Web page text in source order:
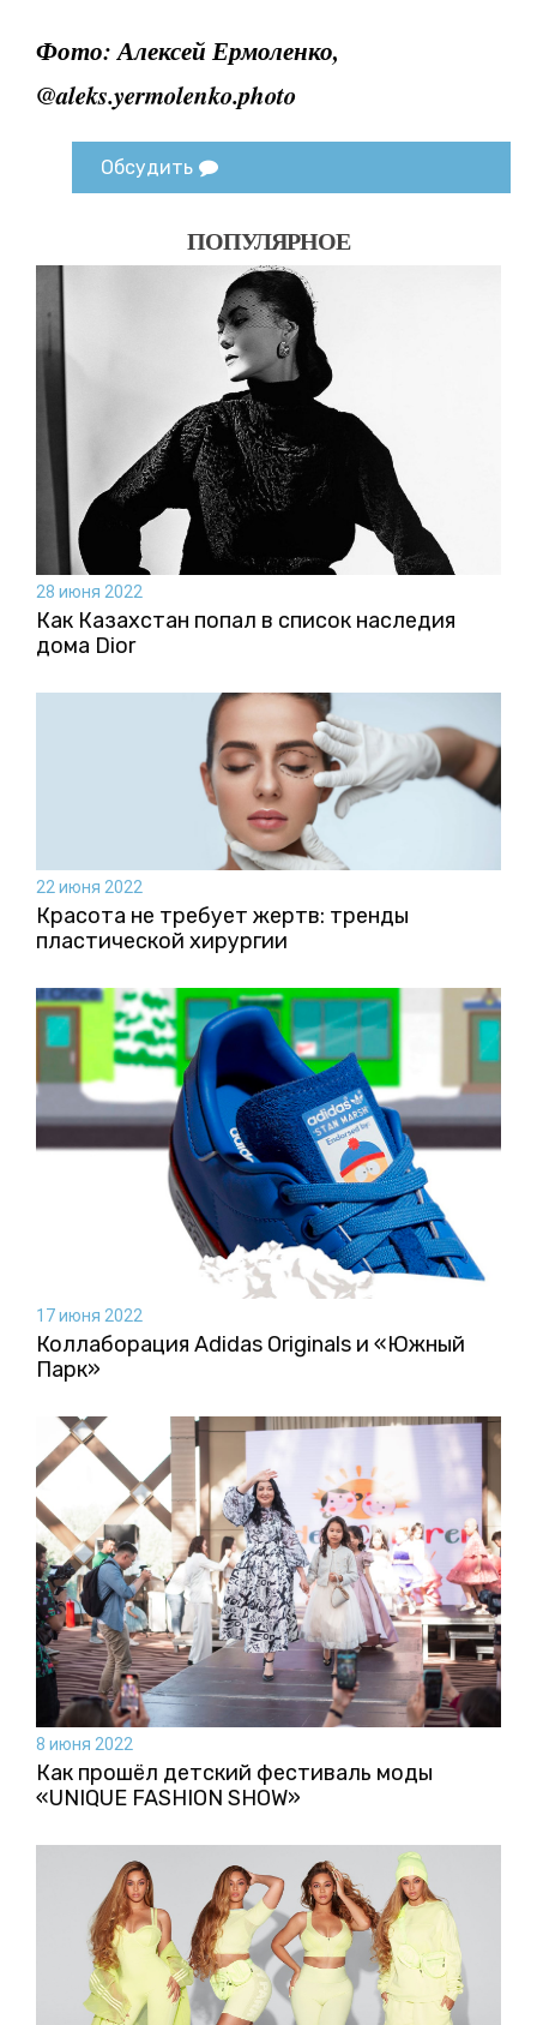
Фото: Алексей Ермоленко,
@aleks.yermolenko.photo
Обсудить
ПОПУЛЯРНОЕ
28 июня 2022
Как Казахстан попал в список наследия
дома Dior
22 июня 2022
Красота не требует жертв: тренды
пластической хирургии
17 июня 2022
Коллаборация Аdidas Originals и «Южный
Парк»
8 июня 2022
Как прошёл детский фестиваль моды
«UNIQUE FASHION SHOW»